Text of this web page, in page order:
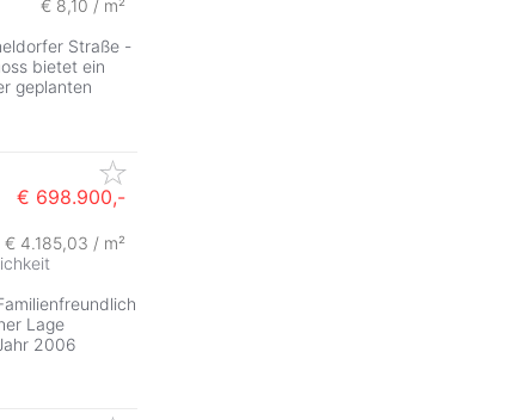
€ 8,10 / m²
Straße -
bietet ein
geplanten
€ 698.900,-
€ 4.185,03 / m²
Lage
2006